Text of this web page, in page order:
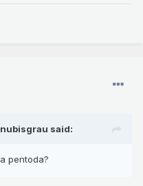
said:
pentoda?